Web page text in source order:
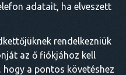
adatait, ha elveszett
rendelkezniük
az ő fiókjához kell
hogy a pontos követéshez